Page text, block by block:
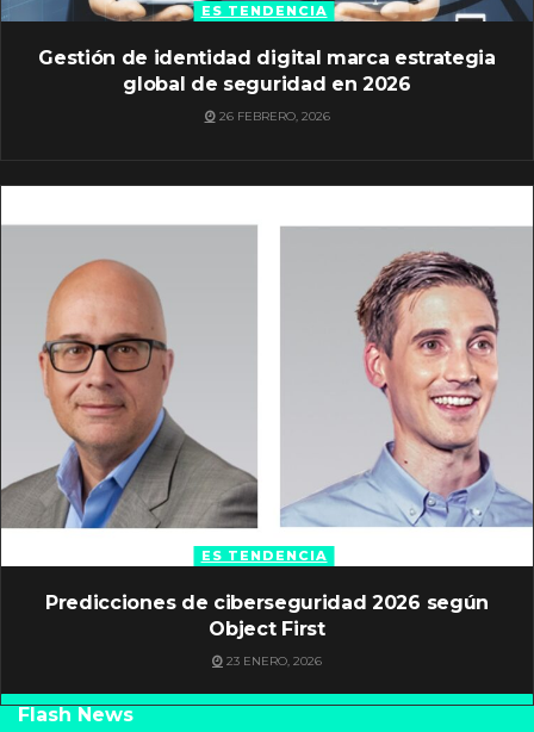
ES TENDENCIA
Gestión de identidad digital marca estrategia
global de seguridad en 2026
26 FEBRERO, 2026
ES TENDENCIA
Predicciones de ciberseguridad 2026 según
Object First
23 ENERO, 2026
Flash News